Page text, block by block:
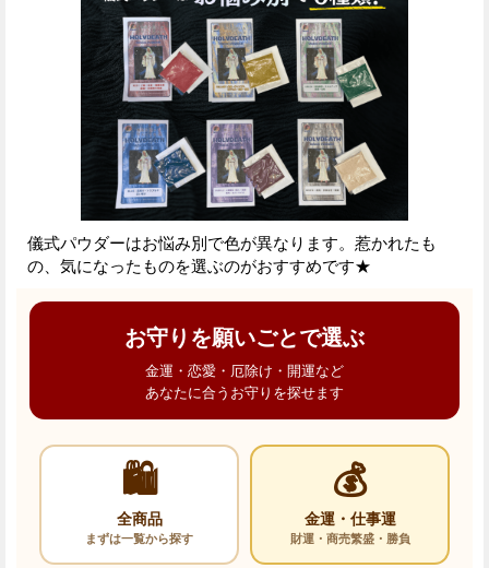
儀式パウダーはお悩み別で色が異なります。惹かれたも
の、気になったものを選ぶのがおすすめです★
お守りを願いごとで選ぶ
金運・恋愛・厄除け・開運など
あなたに合うお守りを探せます
🛍️
全商品
まずは一覧から探す
💰
金運・仕事運
財運・商売繁盛・勝負